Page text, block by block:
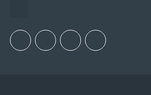
Camping en bord de mer France
Camping en bord de mer Gironde
Camping en bord de mer Italie
Notre politique RSE